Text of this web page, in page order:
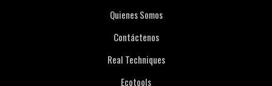
Quienes Somos
Contáctenos
Real Techniques
Ecotools